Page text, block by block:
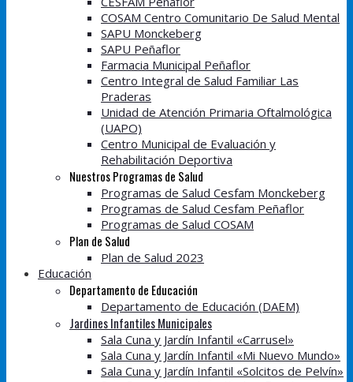
COSAM Centro Comunitario De Salud Mental
SAPU Monckeberg
SAPU Peñaflor
Farmacia Municipal Peñaflor
Centro Integral de Salud Familiar Las
Praderas
Unidad de Atención Primaria Oftalmológica
(UAPO)
Centro Municipal de Evaluación y
Rehabilitación Deportiva
Nuestros Programas de Salud
Programas de Salud Cesfam Monckeberg
Programas de Salud Cesfam Peñaflor
Programas de Salud COSAM
Plan de Salud
Plan de Salud 2023
Educación
Departamento de Educación
Departamento de Educación (DAEM)
Jardines Infantiles Municipales
Sala Cuna y Jardín Infantil «Carrusel»
Sala Cuna y Jardín Infantil «Mi Nuevo Mundo»
Sala Cuna y Jardín Infantil «Solcitos de Pelvín»